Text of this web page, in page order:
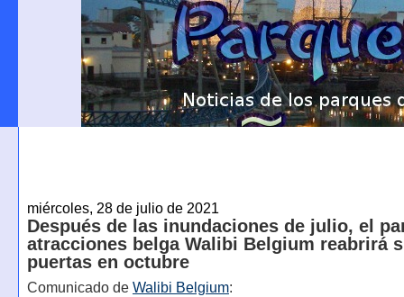
miércoles, 28 de julio de 2021
Después de las inundaciones de julio, el
atracciones belga Walibi Belgium reabrirá
puertas en octubre
Comunicado de Walibi Belgium: